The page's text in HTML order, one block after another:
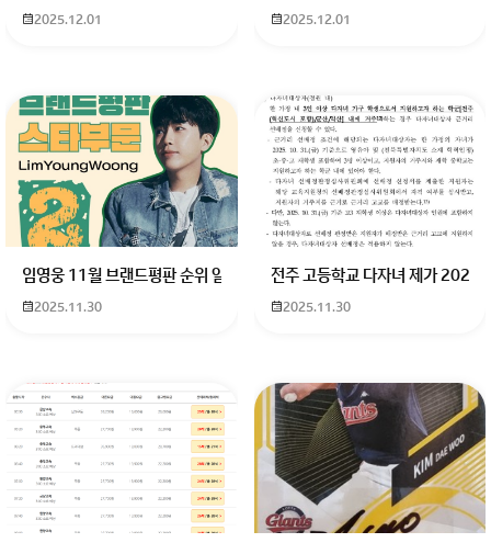
2025.12.01 2025.12.01
임영웅 11월 브랜드평판 순위 알고싶어요 임영웅 11월 브랜드평판에서
2025.11.30
전주 고등학교 다자녀 제가 2027
2025.11.30